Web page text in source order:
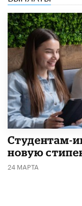
Студентам-
новую
24 МАРТА